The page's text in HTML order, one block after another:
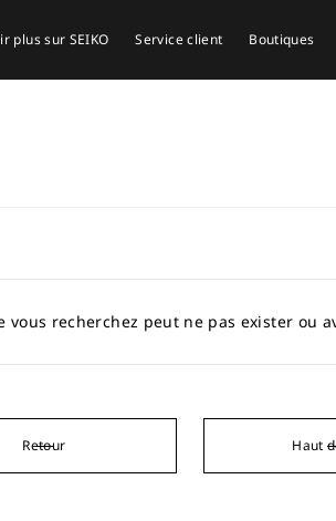
plus sur SEIKO Service client Boutiques
vous recherchez peut ne pas exister ou
Retour Haut